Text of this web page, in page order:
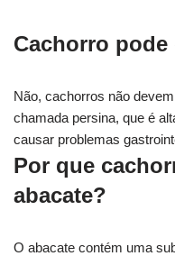
Cachorro pode
Não, cachorros não
chamada persina, que é
causar problemas
Por que
abacate?
O abacate contém uma